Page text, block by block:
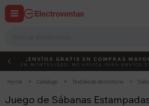

DEBUT ACTIVÁ EL
¡ENVÍOS GRATIS EN COMPRAS
EN MONTEVIDEO, NO APLICA PARA ENVÍOS
Home Catálogo Textiles de dormitorio
Juego de Sábanas